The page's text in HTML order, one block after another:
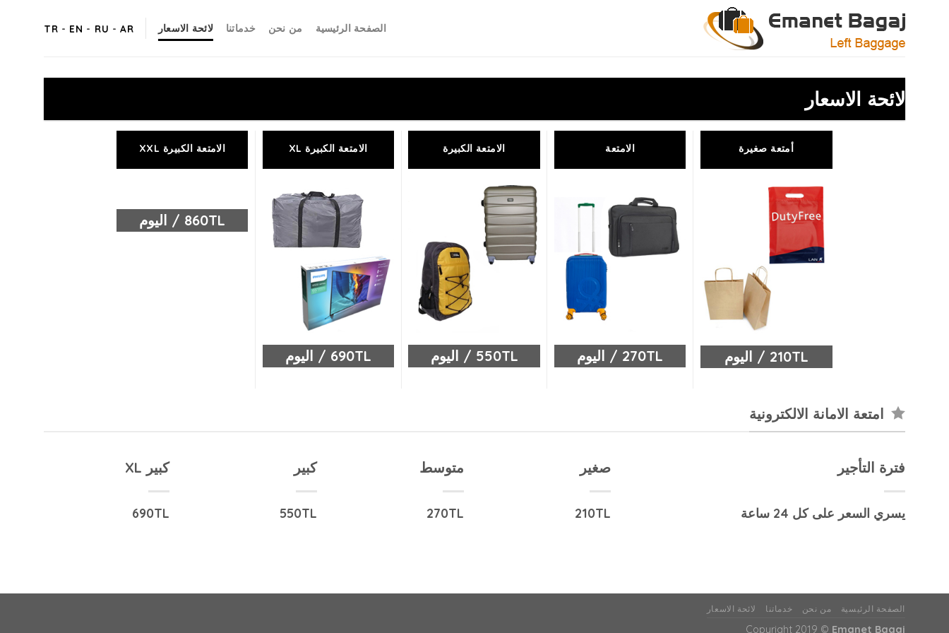
الصفحة الرئيسية من نحن خدماتنا لائحة الاسعار TR - EN - RU -AR
لائحة الاسعار
أمتعة صغيرة
210TL / اليوم
الامتعة
270TL / اليوم
الامتعة الكبيرة
550TL / اليوم
الامتعة الكبيرة XL
690TL / اليوم
الامتعة الكبيرة XXL
860TL / اليوم
امتعة الامانة الالكترونية
فترة التأجير
يسري السعر على كل 24 ساعة
صغير
210TL
متوسط
270TL
كبير
550TL
كبير XL
690TL
الصفحة الرئيسية من نحن خدماتنا لائحة الاسعار
Copyright 2019 © Emanet Bagaj